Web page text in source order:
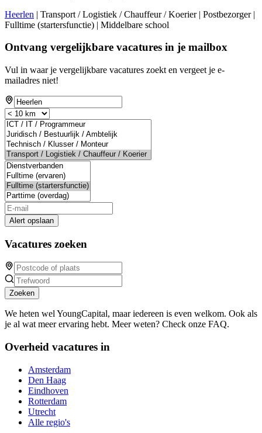
Heerlen | Transport / Logistiek / Chauffeur / Koerier | Postbezorger |
Fulltime (startersfunctie) | Middelbare school
Ontvang vergelijkbare vacatures in je mailbox
Vul in waar je vergelijkbare vacatures zoekt en vergeet je e-
mailadres niet!
Alert opslaan
Vacatures zoeken
Zoeken
We heten wel YoungCapital, maar iedereen is even welkom. Ook als
je al wat meer ervaring hebt. Meer weten? Check onze FAQ.
Overheid vacatures in
Amsterdam
Den Haag
Eindhoven
Rotterdam
Utrecht
Alle regio's